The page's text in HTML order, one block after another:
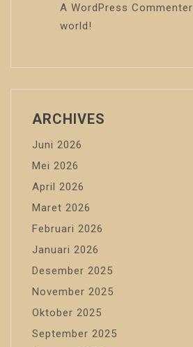
A WordPress Commenter
world!
ARCHIVES
Juni 2026
Mei 2026
April 2026
Maret 2026
Februari 2026
Januari 2026
Desember 2025
November 2025
Oktober 2025
September 2025